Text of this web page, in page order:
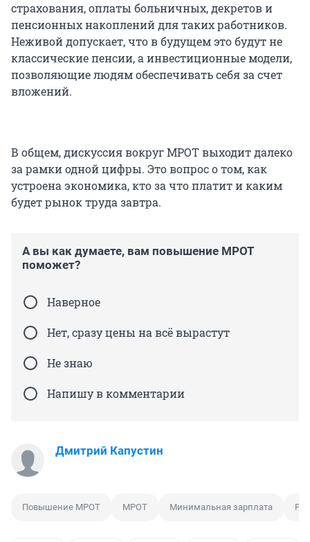
страхования, оплаты больничных, декретов и
пенсионных накоплений для таких работников.
Неживой допускает, что в будущем это будут не
классические пенсии, а инвестиционные модели,
позволяющие людям обеспечивать себя за счет
вложений.
В общем, дискуссия вокруг МРОТ выходит далеко
за рамки одной цифры. Это вопрос о том, как
устроена экономика, кто за что платит и каким
будет рынок труда завтра.
А вы как думаете, вам повышение МРОТ
поможет?
Наверное
Нет, сразу цены на всё вырастут
Не знаю
Напишу в комментарии
Дмитрий Капустин
Повышение МРОТ МРОТ Минимальная зарплата